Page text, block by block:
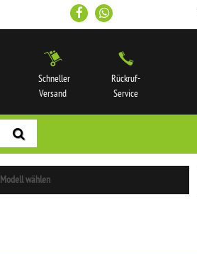
Schneller
Versand
Rückruf-
Service
Modell wählen